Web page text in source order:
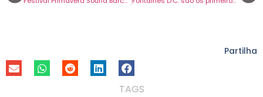
Partilha
TAGS